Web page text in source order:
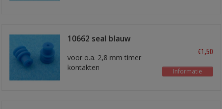
10662 seal blauw
voor o.a. 2,8 mm timer
kontakten
€1,50
Informatie